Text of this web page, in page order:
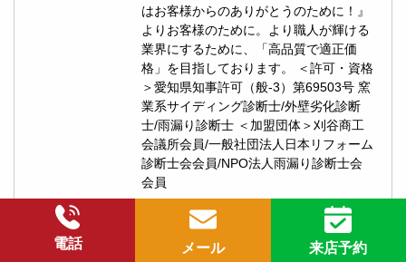
はお客様からのありがとうのために！』
よりお客様のために。より職人が輝ける
業界にするために、「高品質で適正価
格」を目指しております。 ＜許可・資格
＞愛知県知事許可（般-3）第69503号 窯
業系サイディング診断士/外壁劣化診断
士/雨漏り診断士 ＜加盟団体＞刈谷商工
会議所会員/一般社団法人日本リフォーム
診断士会会員/NPO法人雨漏り診断士会
会員
電話 メール 来店予約